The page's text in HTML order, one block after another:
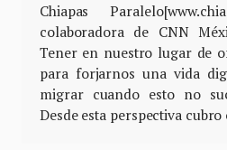
Chiapas
colaboradora de CNN
Tener en nuestro lugar de
para forjarnos una vida
migrar cuando esto no
Desde esta perspectiva